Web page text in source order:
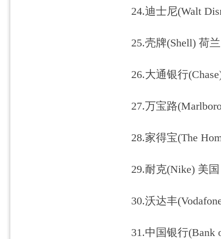
24.迪士尼(Walt
25.壳牌(Shell) 荷
26.大通银行
27.万宝路
28.家得宝(The
29.耐克(Nike) 美
30.沃达丰
31.中国银行(Bank